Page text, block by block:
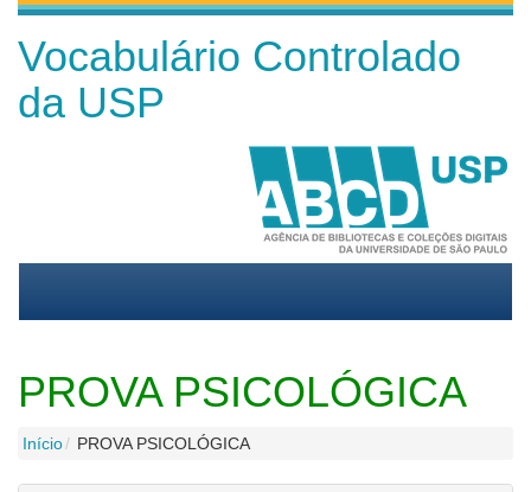
Vocabulário Controlado
da USP
PROVA PSICOLÓGICA
Início PROVA PSICOLÓGICA